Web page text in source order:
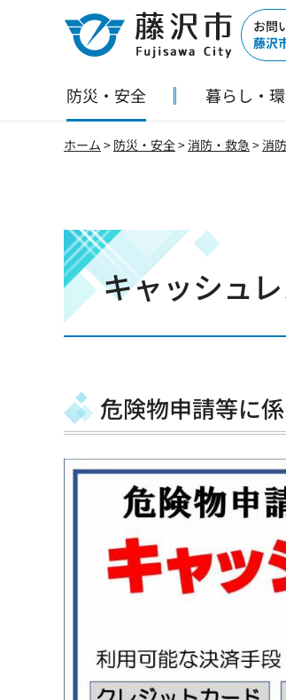
藤沢市
お問
藤沢
防災・安全 暮らし・
ホーム > 防災・安全>消防・救急>消防
キャッシュ
危険物申請等に